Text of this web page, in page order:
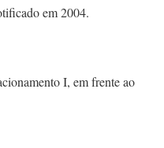
em 2004.
I, em frente ao